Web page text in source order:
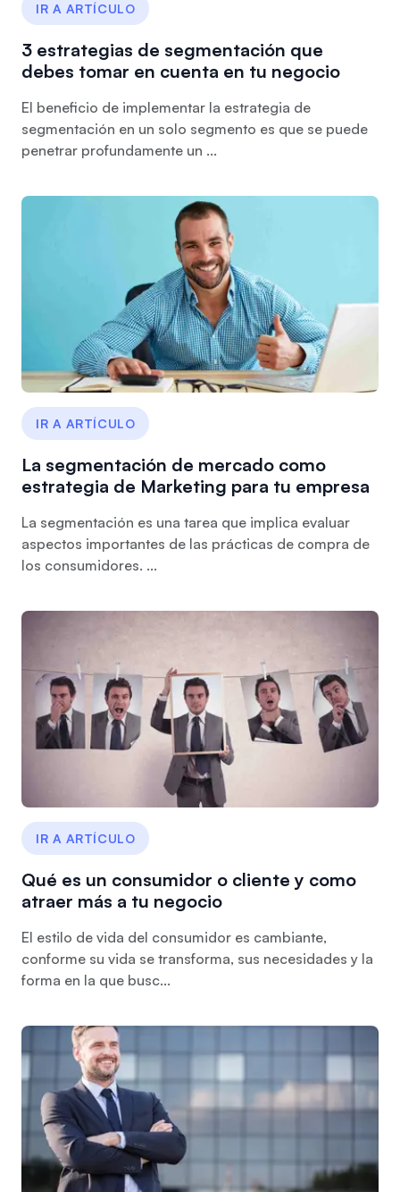
IR A ARTÍCULO
3 estrategias de segmentación que
debes tomar en cuenta en tu negocio
El beneficio de implementar la estrategia de
segmentación en un solo segmento es que se puede
penetrar profundamente un ...
IR A ARTÍCULO
La segmentación de mercado como
estrategia de Marketing para tu empresa
La segmentación es una tarea que implica evaluar
aspectos importantes de las prácticas de compra de
los consumidores. ...
IR A ARTÍCULO
Qué es un consumidor o cliente y como
atraer más a tu negocio
El estilo de vida del consumidor es cambiante,
conforme su vida se transforma, sus necesidades y la
forma en la que busc...